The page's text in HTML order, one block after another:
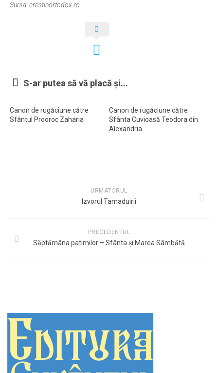
Sursa: crestinortodox.ro
S-ar putea să vă placă și...
Canon de rugăciune către
Sfântul Prooroc Zaharia
Canon de rugăciune către
Sfânta Cuvioasă Teodora din
Alexandria
URMATORUL
Izvorul Tamaduirii
PRECEDENTUL
Săptămâna patimilor – Sfânta și Marea Sâmbătă